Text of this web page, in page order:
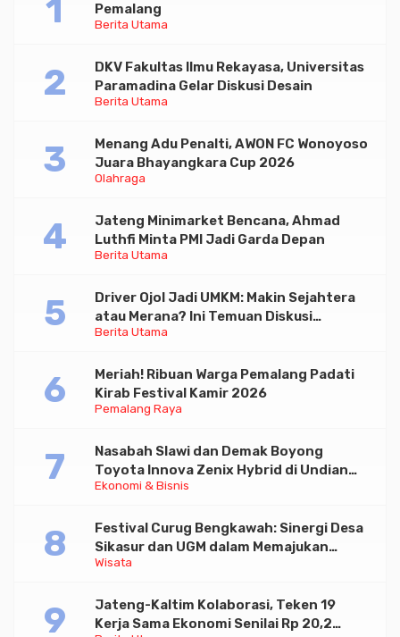
Berita Utama
Pemalang
Berita Utama
DKV Fakultas Ilmu Rekayasa, Universitas
Paramadina Gelar Diskusi Desain
Olahraga
Menang Adu Penalti, AWON FC Wonoyoso
Juara Bhayangkara Cup 2026
Berita Utama
Jateng Minimarket Bencana, Ahmad
Luthfi Minta PMI Jadi Garda Depan
Berita Utama
Driver Ojol Jadi UMKM: Makin Sejahtera
atau Merana? Ini Temuan Diskusi
Paramadina
Pemalang Raya
Meriah! Ribuan Warga Pemalang Padati
Kirab Festival Kamir 2026
Ekonomi & Bisnis
Nasabah Slawi dan Demak Boyong
Toyota Innova Zenix Hybrid di Undian
Tabungan Bima Bank Jateng
Wisata
Festival Curug Bengkawah: Sinergi Desa
Sikasur dan UGM dalam Memajukan
Wisata serta UMKM Lokal
Jateng-Kaltim Kolaborasi, Teken 19
Kerja Sama Ekonomi Senilai Rp 20,2